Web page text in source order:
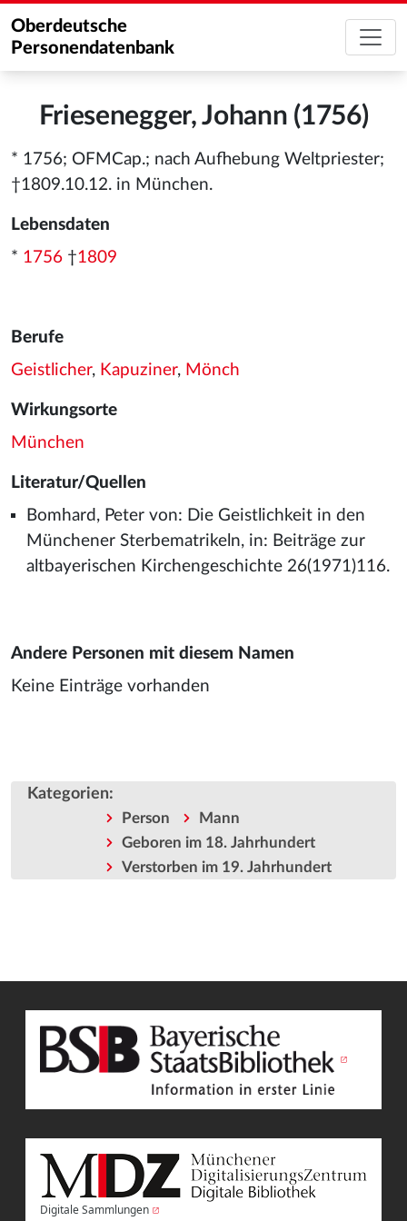
Oberdeutsche
Personendatenbank
Friesenegger, Johann (1756)
* 1756; OFMCap.; nach Aufhebung Weltpriester;
†1809.10.12. in München.
Lebensdaten
* 1756 †1809
Berufe
Geistlicher, Kapuziner, Mönch
Wirkungsorte
München
Literatur/Quellen
Bomhard, Peter von: Die Geistlichkeit in den
Münchener Sterbematrikeln, in: Beiträge zur
altbayerischen Kirchengeschichte 26(1971)116.
Andere Personen mit diesem Namen
Keine Einträge vorhanden
Kategorien:
Person
Mann
Geboren im 18. Jahrhundert
Verstorben im 19. Jahrhundert
Digitale Sammlungen